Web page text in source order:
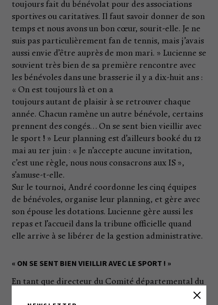
toujours fait du bénévolat pour des associations
sportives ou caritatives. Il faut savoir donner de son
temps et nous avons un bon cœur, sourit-elle. Je ne
suis pas particulièrement fan de tennis, mais j’avais
aussi envie d’être auprès de mon mari. » Lucienne se
souvient très bien de sa première rencontre avec
les bénévoles dans une brasserie il y a dix-huit ans :
« On est toujours là et on a
toujours autant de plaisir à se retrouver chaque
année. Chacun ramène un autre bénévole, certains
prennent des congés… On se sent bien vieillir avec
le sport ! » Leur planning est d’ailleurs booké du 12
mai au 1er juin : « Je n’accepte aucune invitation,
c’est une règle, nous nous consacrons aux IS »,
s’amuse-t-elle.
Sur le tournoi, André coordonne les cinq équipes
de bénévoles, organise leur planning, et gère avec
son épouse les dotations. Lucienne gère aussi les
repas et l’accueil dans la tribune officielle quand
elle arrive à se libérer de la gestion administrative.
« ON SE SENT BIEN VIEILLIR AVEC LE SPORT ! »
En tant que directeur du Comité départemental du
tennis, André s’affaire également pour accueillir les